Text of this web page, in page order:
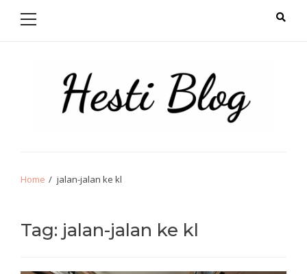
Home jalan-jalan ke kl
Tag: jalan-jalan ke kl